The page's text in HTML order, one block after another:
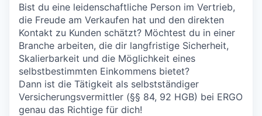
Bist du eine leidenschaftliche Person im Vertrieb,
die Freude am Verkaufen hat und den direkten
Kontakt zu Kunden schätzt? Möchtest du in einer
Branche arbeiten, die dir langfristige Sicherheit,
Skalierbarkeit und die Möglichkeit eines
selbstbestimmten Einkommens bietet?
Dann ist die Tätigkeit als selbstständiger
Versicherungsvermittler (§§ 84, 92 HGB) bei ERGO
genau das Richtige für dich!